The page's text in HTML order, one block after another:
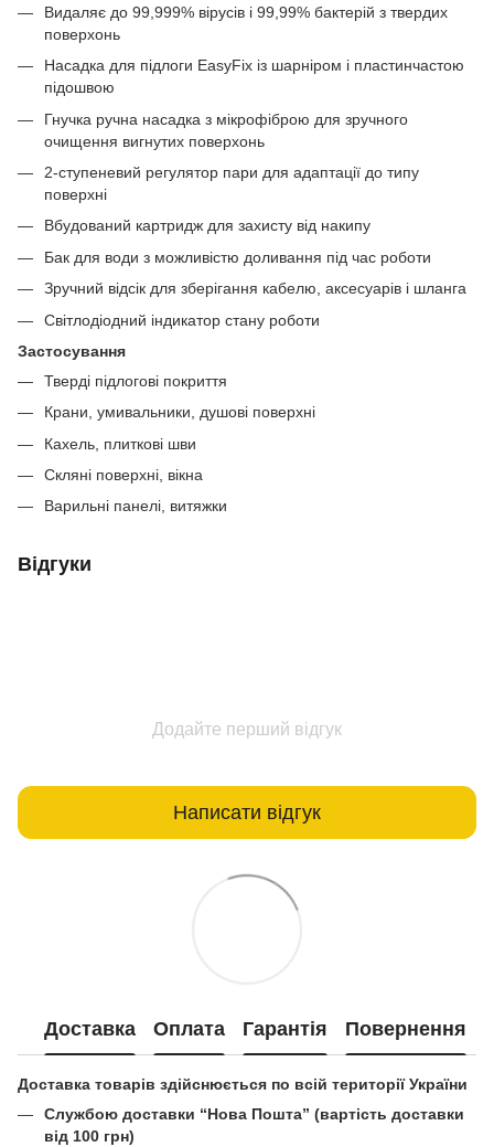
Видаляє до 99,999% вірусів і 99,99% бактерій з твердих
поверхонь
Насадка для підлоги EasyFix із шарніром і пластинчастою
підошвою
Гнучка ручна насадка з мікрофіброю для зручного
очищення вигнутих поверхонь
2-ступеневий регулятор пари для адаптації до типу
поверхні
Вбудований картридж для захисту від накипу
Бак для води з можливістю доливання під час роботи
Зручний відсік для зберігання кабелю, аксесуарів і шланга
Світлодіодний індикатор стану роботи
Застосування
Тверді підлогові покриття
Крани, умивальники, душові поверхні
Кахель, плиткові шви
Скляні поверхні, вікна
Варильні панелі, витяжки
Відгуки
Додайте перший відгук
Написати відгук
Доставка Оплата Гарантія Повернення
Доставка товарів здійснюється по всій території України
Службою доставки “Нова Пошта” (вартість доставки
від 100 грн)